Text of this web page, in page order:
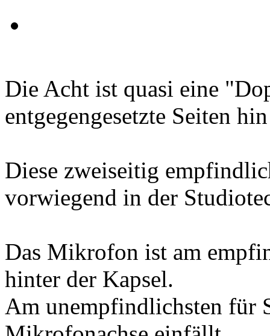
Die Acht ist quasi eine
entgegengesetzte Seiten
Diese zweiseitig
vorwiegend in der
Das Mikrofon ist am
hinter der Kapsel.
Am unempfindlichsten für